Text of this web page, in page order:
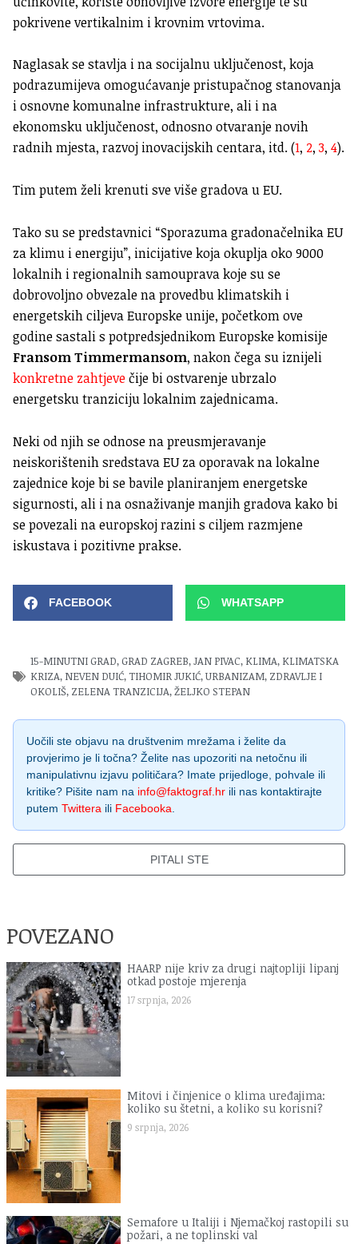
pokrivene vertikalnim i krovnim vrtovima.
Naglasak se stavlja i na socijalnu uključenost, koja
podrazumijeva omogućavanje pristupačnog stanovanja
i osnovne komunalne infrastrukture, ali i na
ekonomsku uključenost, odnosno otvaranje novih
radnih mjesta, razvoj inovacijskih centara, itd. (1, 2, 3, 4).
Tim putem želi krenuti sve više gradova u EU.
Tako su se predstavnici “Sporazuma gradonačelnika EU
za klimu i energiju”, inicijative koja okuplja oko 9000
lokalnih i regionalnih samouprava koje su se
dobrovoljno obvezale na provedbu klimatskih i
energetskih ciljeva Europske unije, početkom ove
godine sastali s potpredsjednikom Europske komisije
Fransom Timmermansom, nakon čega su iznijeli
konkretne zahtjevečije bi ostvarenje ubrzalo
energetsku tranziciju lokalnim zajednicama.
Neki od njih se odnose na preusmjeravanje
neiskorištenih sredstava EU za oporavak na lokalne
zajednice koje bi se bavile planiranjem energetske
sigurnosti, ali i na osnaživanje manjih gradova kako bi
se povezali na europskoj razini s ciljem razmjene
iskustava i pozitivne prakse.
FACEBOOK WHATSAPP
15-MINUTNI GRAD,GRAD ZAGREB,JAN PIVAC, KLIMA, KLIMATSKA
KRIZA, NEVEN DUIĆ,TIHOMIR JUKIĆ,URBANIZAM, ZDRAVLJE I
OKOLIŠ, ZELENA TRANZICIJA,ŽELJKO STEPAN
Uočili ste objavu na društvenim mrežama i želite da
provjerimo je li točna? Želite nas upozoriti na netočnu ili
manipulativnu izjavu političara? Imate prijedloge, pohvale ili
kritike? Pišite nam na info@faktograf.hr ili nas kontaktirajte
putem Twittera ili Facebooka
PITALI STE
POVEZANO
HAARP nije kriv za drugi najtopliji lipanj
otkad postoje mjerenja
17 srpnja, 2026
Mitovi i činjenice o klima uređajima:
koliko su štetni, a koliko su korisni?
9 srpnja, 2026
Semafore u Italiji i Njemačkoj rastopili su
požari, a ne toplinski val